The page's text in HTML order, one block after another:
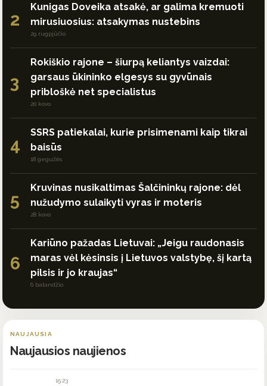
2
Kunigas Doveika atsakė, ar galima kremuoti
mirusiuosius: atsakymas nustebins
29 rugpjūčio
3
Rokiškio rajone – šiurpą keliantys vaizdai:
garsaus ūkininko elgesys su gyvūnais
pribloškė net specialistus
20 kovo
4
SSRS patiekalai, kurie prisimenami kaip tikrai
baisūs
18 gegužės
5
Kruvinas nusikaltimas Šalčininkų rajone: dėl
nužudymo sulaikyti vyras ir moteris
28 kovo
6
Kariūno pažadas Lietuvai: „Jeigu raudonasis
maras vėl kėsinsis į Lietuvos valstybę, šį kartą
pilsis ir jo kraujas“
6 balandžio
NAUJAUSIA
Naujausios naujienos
15:23